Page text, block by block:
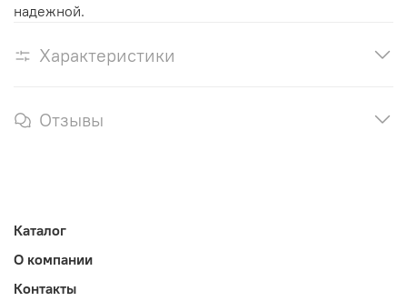
надежной.
Характеристики
Отзывы
Каталог
О компании
Контакты